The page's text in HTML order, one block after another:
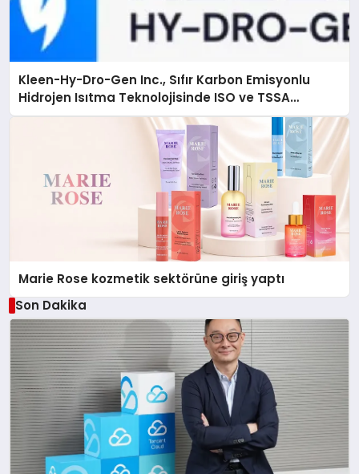
Kleen-Hy-Dro-Gen Inc., Sıfır Karbon Emisyonlu
Hidrojen Isıtma Teknolojisinde ISO ve TSSA
Düzenleyici Onaylarını Aldı
Marie Rose kozmetik sektörüne giriş yaptı
Son Dakika